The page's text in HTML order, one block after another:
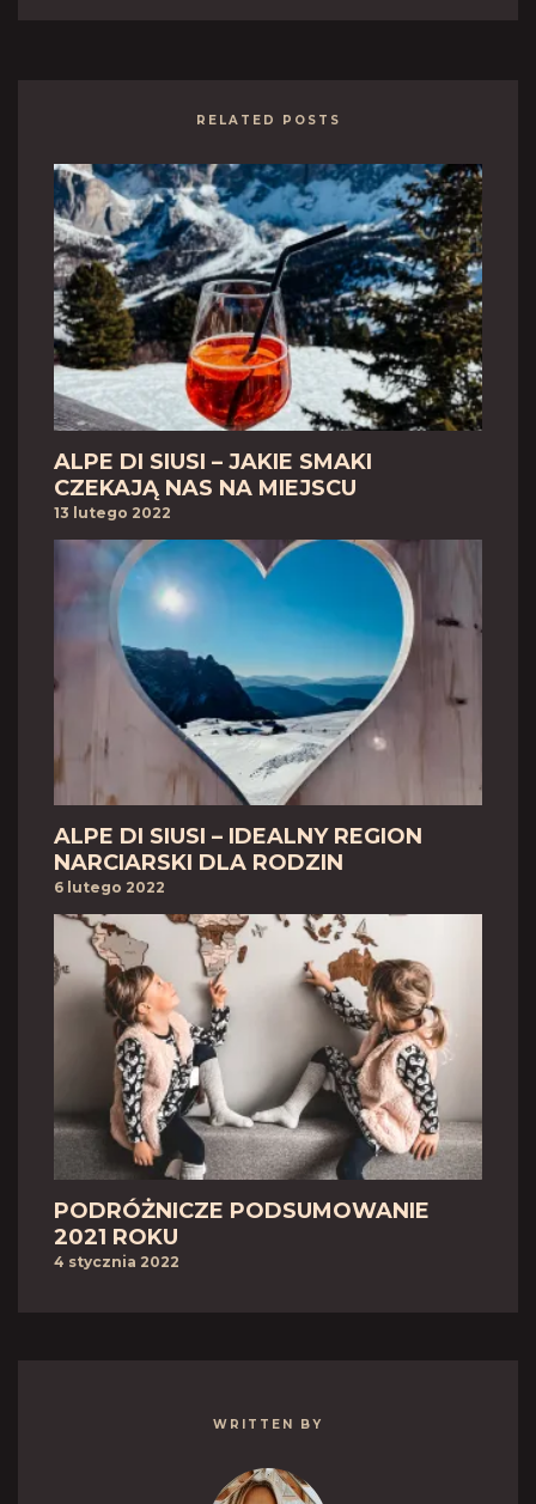
RELATED POSTS
ALPE DI SIUSI – JAKIE SMAKI
CZEKAJĄ NAS NA MIEJSCU
13 lutego 2022
ALPE DI SIUSI – IDEALNY REGION
NARCIARSKI DLA RODZIN
6 lutego 2022
PODRÓŻNICZE PODSUMOWANIE
2021 ROKU
4 stycznia 2022
WRITTEN BY